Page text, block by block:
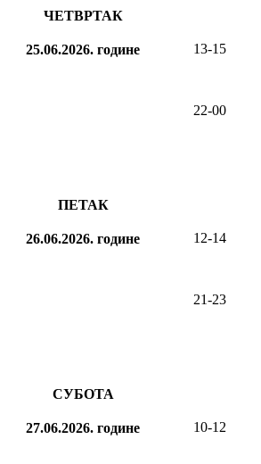
ЧЕТВРТАК
25.06.2026. године 13-15
22-00
ПЕТАК
26.06.2026. године 12-14
21-23
СУБОТА
27.06.2026. године 10-12